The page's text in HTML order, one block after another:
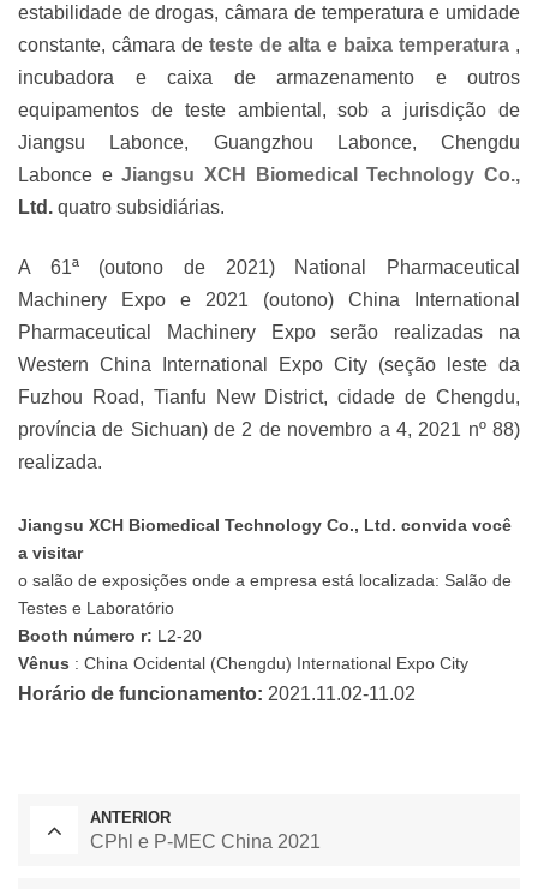
estabilidade de drogas, câmara de temperatura e umidade
constante, câmara de teste de alta e baixa temperatura ,
incubadora e caixa de armazenamento e outros
equipamentos de teste ambiental, sob a jurisdição de
Jiangsu Labonce, Guangzhou Labonce, Chengdu
Labonce eJiangsuXCH Biomedical Technology Co.,
Ltd. quatro subsidiárias.
A 61ª (outono de 2021) National Pharmaceutical
Machinery Expo e 2021 (outono) China International
Pharmaceutical Machinery Expo serão realizadas na
Western China International Expo City (seção leste da
Fuzhou Road, Tianfu New District, cidade de Chengdu,
província de Sichuan) de 2 de novembro a 4, 2021 nº 88)
realizada.
Jiangsu XCH Biomedical Technology Co., Ltd. convida você
a visitar
o salão de exposições onde a empresa está localizada: Salão de
Testes e Laboratório
Booth número r: L2-20
Vênus : China Ocidental (Chengdu) International Expo City
Horário de funcionamento: 2021.11.02-11.02
ANTERIOR
CPhl e P-MEC China 2021